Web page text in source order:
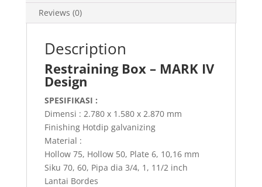
Reviews (0)
Description
Restraining Box – MARK IV
Design
SPESIFIKASI :
Dimensi : 2.780 x 1.580 x 2.870 mm
Finishing Hotdip galvanizing
Material :
Hollow 75, Hollow 50, Plate 6, 10,16 mm
Siku 70, 60, Pipa dia 3/4, 1, 11/2 inch
Lantai Bordes